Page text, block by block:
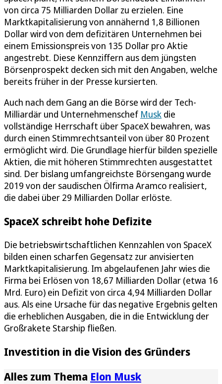
von circa 75 Milliarden Dollar zu erzielen. Eine
Marktkapitalisierung von annähernd 1,8 Billionen
Dollar wird von dem defizitären Unternehmen bei
einem Emissionspreis von 135 Dollar pro Aktie
angestrebt. Diese Kennziffern aus dem jüngsten
Börsenprospekt decken sich mit den Angaben, welche
bereits früher in der Presse kursierten.
Auch nach dem Gang an die Börse wird der Tech-
Milliardär und Unternehmenschef Musk die
vollständige Herrschaft über SpaceX bewahren, was
durch einen Stimmrechtsanteil von über 80 Prozent
ermöglicht wird. Die Grundlage hierfür bilden spezielle
Aktien, die mit höheren Stimmrechten ausgestattet
sind. Der bislang umfangreichste Börsengang wurde
2019 von der saudischen Ölfirma Aramco realisiert,
die dabei über 29 Milliarden Dollar erlöste.
SpaceX schreibt hohe Defizite
Die betriebswirtschaftlichen Kennzahlen von SpaceX
bilden einen scharfen Gegensatz zur anvisierten
Marktkapitalisierung. Im abgelaufenen Jahr wies die
Firma bei Erlösen von 18,67 Milliarden Dollar (etwa 16
Mrd. Euro) ein Defizit von circa 4,94 Milliarden Dollar
aus. Als eine Ursache für das negative Ergebnis gelten
die erheblichen Ausgaben, die in die Entwicklung der
Großrakete Starship fließen.
Investition in die Vision des Gründers
Alles zum Thema Elon Musk